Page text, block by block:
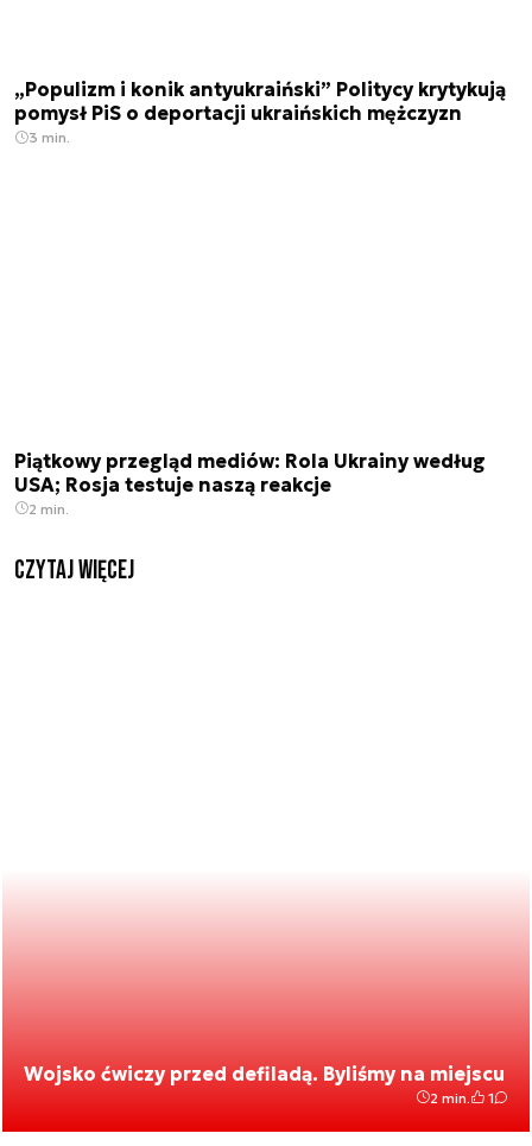
„Populizm i konik antyukraiński” Politycy krytykują
pomysł PiS o deportacji ukraińskich mężczyzn
3 min.
Piątkowy przegląd mediów: Rola Ukrainy według
USA; Rosja testuje naszą reakcje
2 min.
czytaj więcej
Wojsko ćwiczy przed defiladą. Byliśmy na miejscu
2 min. 1